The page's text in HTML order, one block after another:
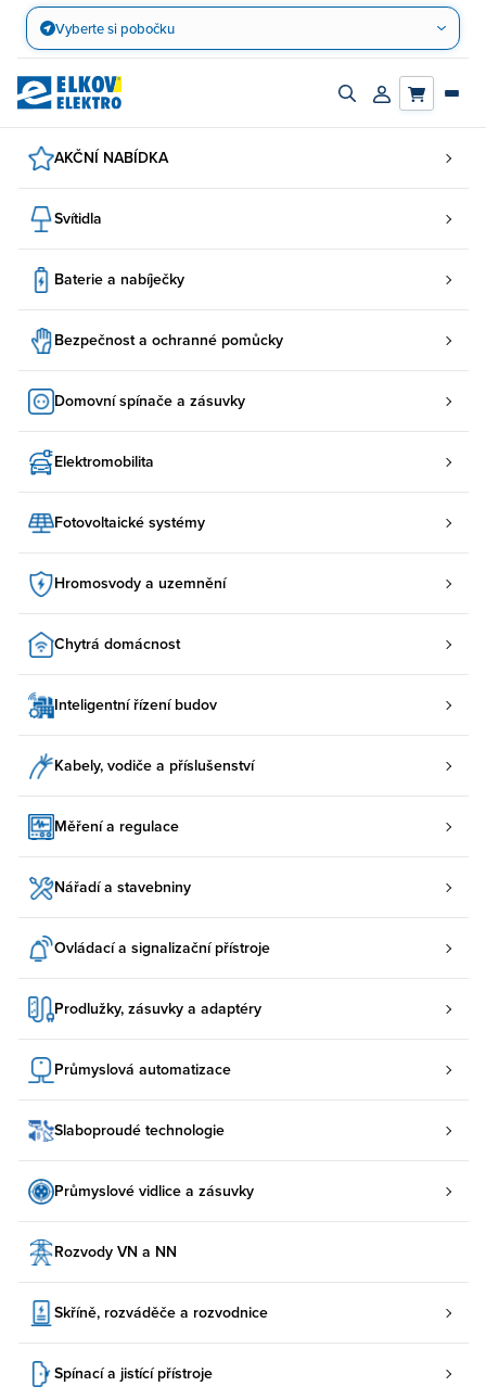
Přejít
obsah
Vyberte si pobočku
Zapnout/vypnout
Přihlásit/
AKČNÍ NABÍDKA
Svítidla
Baterie a nabíječky
Bezpečnost a ochranné pomůcky
Domovní spínače a zásuvky
Elektromobilita
Fotovoltaické systémy
Hromosvody a uzemnění
Chytrá domácnost
Inteligentní řízení budov
Kabely, vodiče a příslušenství
Měření a regulace
Nářadí a stavebniny
Ovládací a signalizační přístroje
Prodlužky, zásuvky a adaptéry
Průmyslová automatizace
Slaboproudé technologie
Průmyslové vidlice a zásuvky
Rozvody VN a NN
Skříně, rozváděče a rozvodnice
Spínací a jistící přístroje